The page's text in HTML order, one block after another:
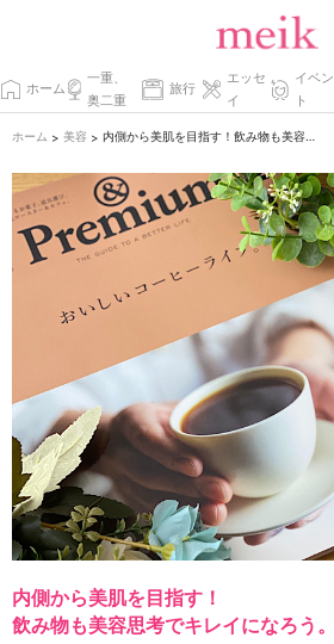
ホーム
一重、
奥二重
旅行
エッセ
イ
イベン
ト
ホーム > 美容 > 内側から美肌を目指す！飲み物も美容思考でキレイになろう。
内側から美肌を目指す！
飲み物も美容思考でキレイになろう。